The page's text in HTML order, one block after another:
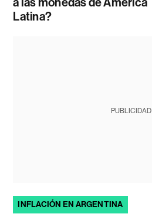
Latina?
PUBLICIDAD
INFLACIÓN EN ARGENTINA